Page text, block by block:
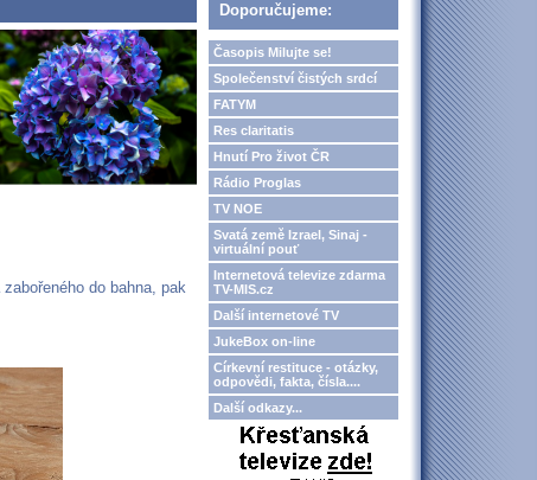
do bahna, pak
Doporučujeme:
Časopis Milujte se!
Společenství čistých srdcí
FATYM
Res claritatis
Hnutí Pro život ČR
Rádio Proglas
TV NOE
Svatá země Izrael, Sinaj -
virtuální pouť
Internetová televize zdarma
TV-MIS.cz
Další internetové TV
JukeBox on-line
Církevní restituce - otázky,
odpovědi, fakta, čísla....
Další odkazy...